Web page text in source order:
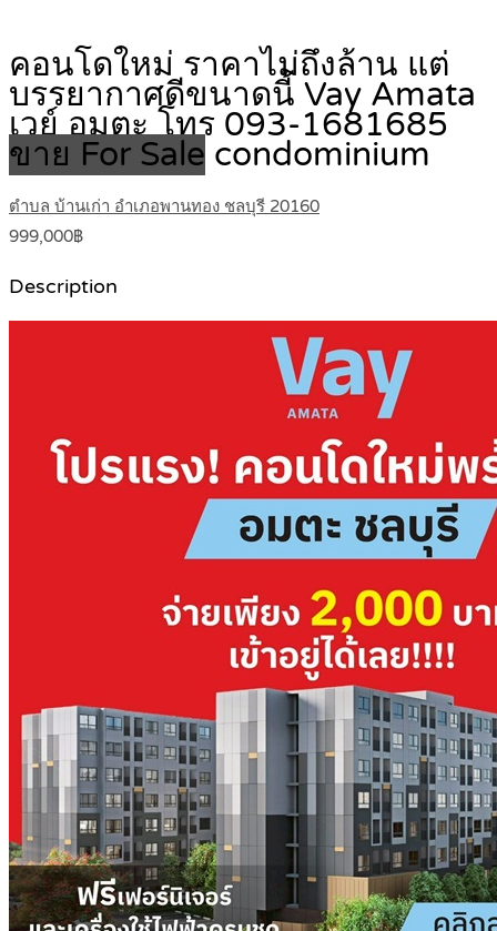
คอนโดใหม่ ราคาไม่ถึงล้าน แต่
บรรยากาศดีขนาดนี้ Vay Amata
เวย์ อมตะ โทร 093-1681685
ขาย For Sale condominium
ตำบล บ้านเก่า อำเภอพานทอง ชลบุรี 20160
999,000฿
Description